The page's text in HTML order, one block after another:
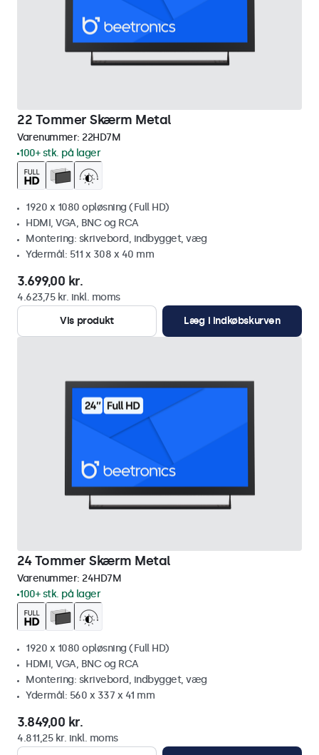
22 Tommer Skærm Metal
Varenummer: 22HD7M
100+ stk. på lager
1920 x 1080 opløsning (Full HD)
HDMI, VGA, BNC og RCA
Montering: skrivebord, indbygget, væg
Ydermål: 511 x 308 x 40 mm
3.699,00 kr.
4.623,75 kr. inkl. moms
Vis produkt
Læg i indkøbskurven
24 Tommer Skærm Metal
Varenummer: 24HD7M
100+ stk. på lager
1920 x 1080 opløsning (Full HD)
HDMI, VGA, BNC og RCA
Montering: skrivebord, indbygget, væg
Ydermål: 560 x 337 x 41 mm
3.849,00 kr.
4.811,25 kr. inkl. moms